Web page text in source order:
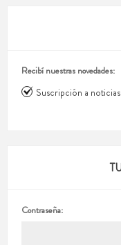
Recibí nuestras novedades:
Suscripción a noticias
Contraseña: